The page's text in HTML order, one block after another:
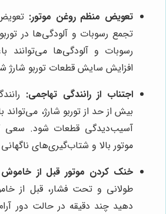
تعویض منظم روغن موتور:
تجمع رسوبات و آلودگی‌ها در
رسوبات و آلودگی‌ها می‌توانند
افزایش سایش قطعات توربو شارژ
اجتناب از رانندگی تهاجمی:
بیش از حد از توربو شارژ،
آسیب‌دیدگی قطعات شود. سعی
موتور بالا و شتاب‌گیری‌های
خنک کردن موتور قبل از
طولانی و تحت فشار، قبل از
دهید چند دقیقه در حالت دور